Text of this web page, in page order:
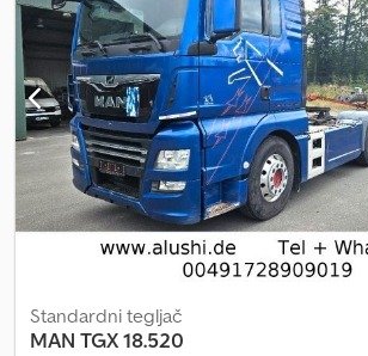
Standardni tegljač
MAN TGX 18.520